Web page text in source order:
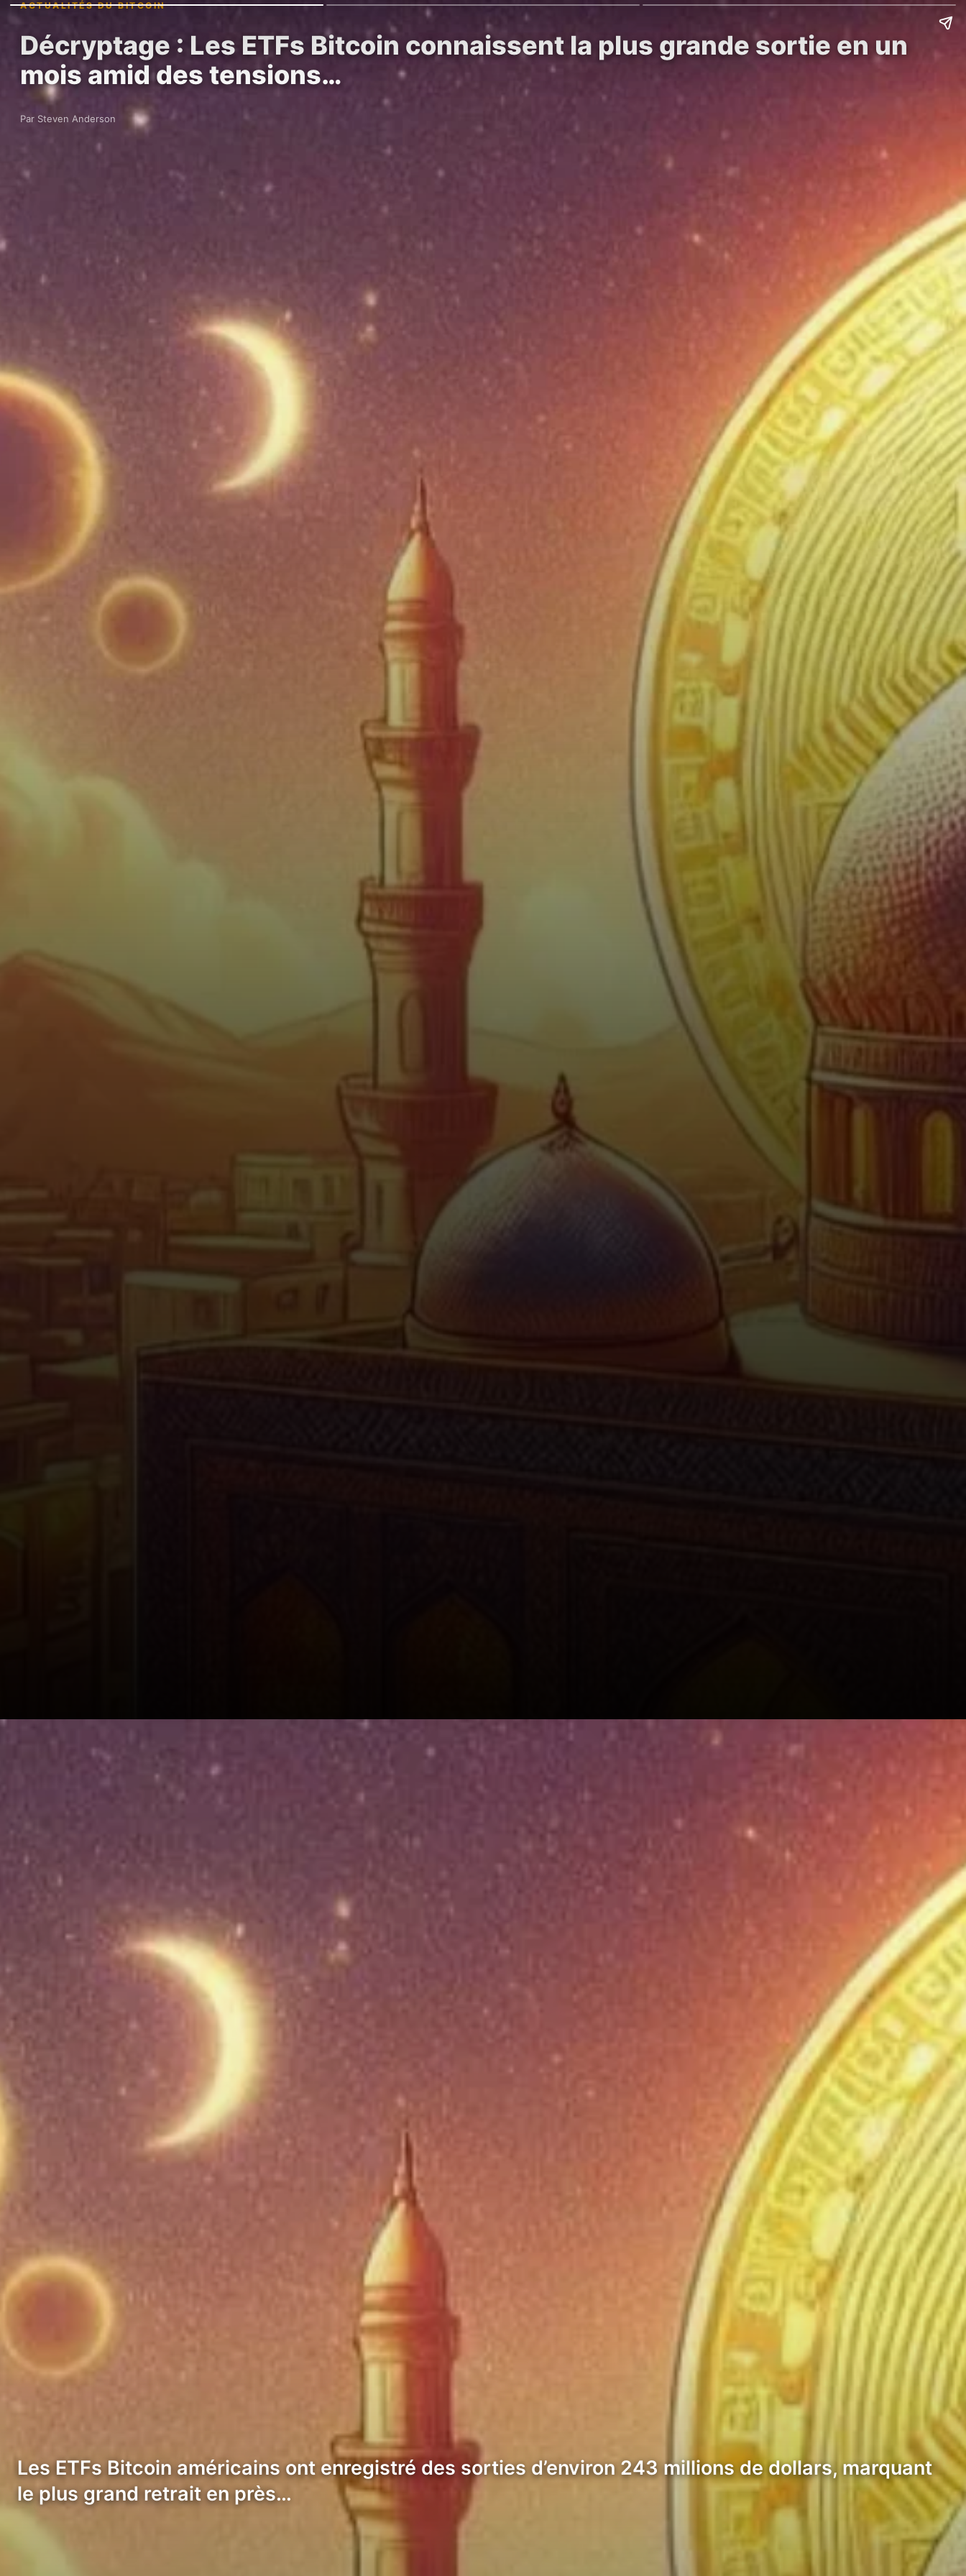
ACTUALITÉS DU BITCOIN
Décryptage : Les ETFs Bitcoin connaissent la plus grande sortie en un
mois amid des tensions…
Par Steven Anderson
Les ETFs Bitcoin américains ont enregistré des sorties d’environ 243 millions de dollars, marquant
le plus grand retrait en près…